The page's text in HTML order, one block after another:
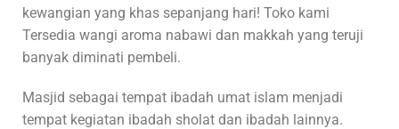
kewangian yang khas sepanjang hari! Toko kami
Tersedia wangi aroma nabawi dan makkah yang teruji
banyak diminati pembeli.
Masjid sebagai tempat ibadah umat islam menjadi
tempat kegiatan ibadah sholat dan ibadah lainnya.